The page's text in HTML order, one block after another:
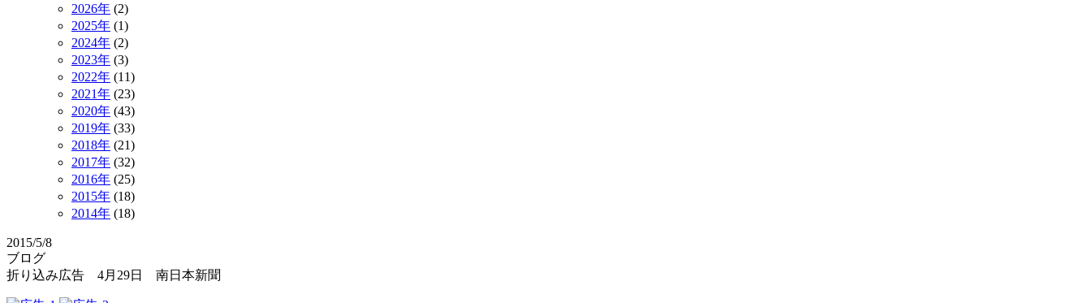
2026年 (2)
2025年 (1)
2024年 (2)
2023年 (3)
2022年 (11)
2021年 (23)
2020年 (43)
2019年 (33)
2018年 (21)
2017年 (32)
2016年 (25)
2015年 (18)
2014年 (18)
2015/5/8
ブログ
折り込み広告 4月29日 南日本新聞